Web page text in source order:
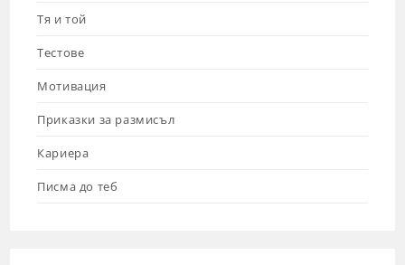
Тя и той
Тестове
Мотивация
Приказки за размисъл
Кариера
Писма до теб